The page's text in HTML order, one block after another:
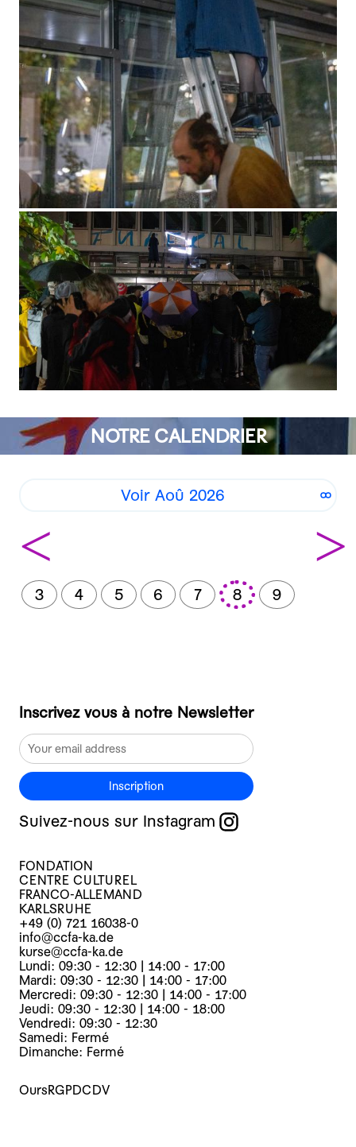
NOTRE CALENDRIER
Voir Aoû 2026
< >
3 4 5 6 7 8 9
Inscrivez vous à notre Newsletter
Inscription
Suivez-nous sur Instagram
FONDATION
CENTRE CULTUREL
FRANCO-ALLEMAND
KARLSRUHE
+49 (0) 721 16038-0
info@ccfa-ka.de
kurse@ccfa-ka.de
Lundi: 09:30 - 12:30 | 14:00 - 17:00
Mardi: 09:30 - 12:30 | 14:00 - 17:00
Mercredi: 09:30 - 12:30 | 14:00 - 17:00
Jeudi: 09:30 - 12:30 | 14:00 - 18:00
Vendredi: 09:30 - 12:30
Samedi: Fermé
Dimanche: Fermé
OursRGPDCDV